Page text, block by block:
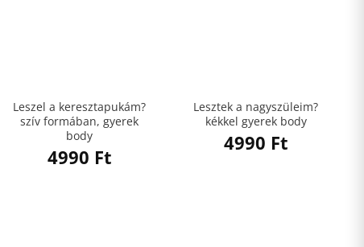
Leszel a keresztapukám?
szív formában, gyerek
body
4990 Ft
Lesztek a nagyszüleim?
kékkel gyerek body
4990 Ft